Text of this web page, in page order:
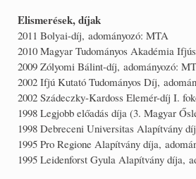
Elismerések, díjak
2011 Bolyai-díj, adományozó: MTA
2010 Magyar Tudományos Akadémia
2009 Zólyomi Bálint-díj, adományozó:
2002 Ifjú Kutató Tudományos Díj,
2002 Szádeczky-Kardoss Elemér-díj I.
1998 Legjobb előadás díja (3. Magyar
1998 Debreceni Universitas Alapítvány
1995 Pro Regione Alapítvány díja,
1995 Leidenforst Gyula Alapítvány díja,